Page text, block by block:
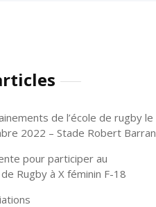
de l’école de rugby le
2022 – Stade Robert Barran
pour participer au
Rugby à X féminin F-18